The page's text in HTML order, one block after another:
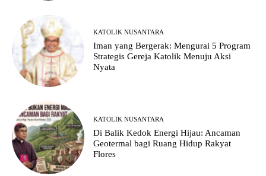
KATOLIK NUSANTARA
Iman yang Bergerak: Mengurai 5 Program
Strategis Gereja Katolik Menuju Aksi
Nyata
KATOLIK NUSANTARA
Di Balik Kedok Energi Hijau: Ancaman
Geotermal bagi Ruang Hidup Rakyat
Flores